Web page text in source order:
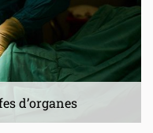
d’organes